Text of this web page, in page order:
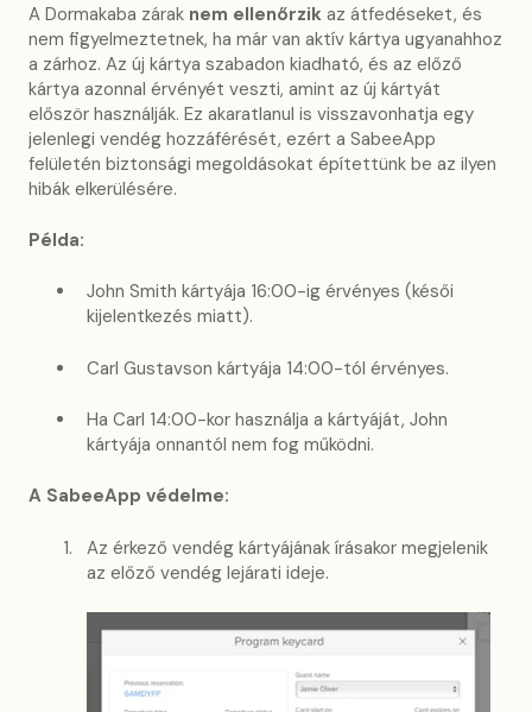
A Dormakaba zárak nem ellenőrzik az átfedéseket, és
nem figyelmeztetnek, ha már van aktív kártya ugyanahhoz
a zárhoz. Az új kártya szabadon kiadható, és az előző
kártya azonnal érvényét veszti, amint az új kártyát
először használják. Ez akaratlanul is visszavonhatja egy
jelenlegi vendég hozzáférését, ezért a SabeeApp
felületén biztonsági megoldásokat építettünk be az ilyen
hibák elkerülésére.
Példa:
John Smith kártyája 16:00-ig érvényes (késői
kijelentkezés miatt).
Carl Gustavson kártyája 14:00-tól érvényes.
Ha Carl 14:00-kor használja a kártyáját, John
kártyája onnantól nem fog működni.
A SabeeApp védelme:
Az érkező vendég kártyájának írásakor megjelenik
az előző vendég lejárati ideje.